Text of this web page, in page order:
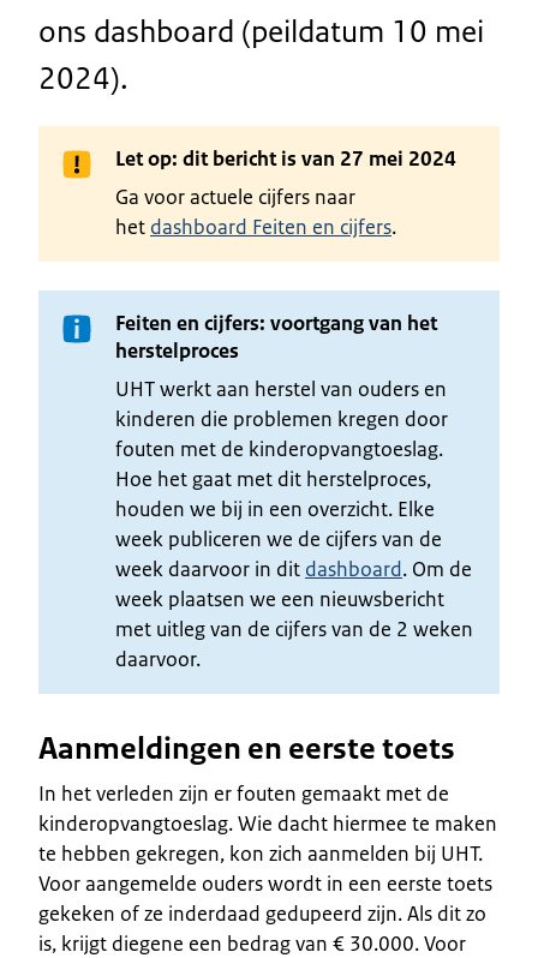
ons dashboard (peildatum 10 mei
2024).
Let op: dit bericht is van 27 mei 2024
Ga voor actuele cijfers naar
het dashboard Feiten en cijfers.
Feiten en cijfers: voortgang van het
herstelproces
UHT werkt aan herstel van ouders en
kinderen die problemen kregen door
fouten met de kinderopvangtoeslag.
Hoe het gaat met dit herstelproces,
houden we bij in een overzicht. Elke
week publiceren we de cijfers van de
week daarvoor in dit dashboard. Om de
week plaatsen we een nieuwsbericht
met uitleg van de cijfers van de 2 weken
daarvoor.
Aanmeldingen en eerste toets
In het verleden zijn er fouten gemaakt met de
kinderopvangtoeslag. Wie dacht hiermee te maken
te hebben gekregen, kon zich aanmelden bij UHT.
Voor aangemelde ouders wordt in een eerste toets
gekeken of ze inderdaad gedupeerd zijn. Als dit zo
is, krijgt diegene een bedrag van € 30.000. Voor